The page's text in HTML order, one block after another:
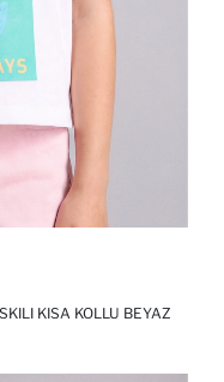
KISA KOLLU BEYAZ